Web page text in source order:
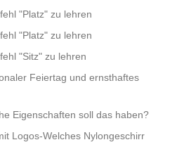
"Platz" zu lehren
"Platz" zu lehren
"Sitz" zu lehren
Feiertag und ernsthaftes
Eigenschaften soll das haben?
Logos-Welches Nylongeschirr